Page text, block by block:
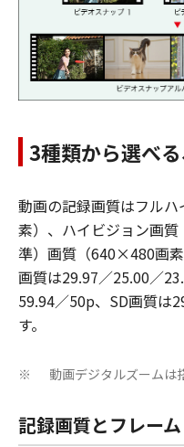
3種類から選べる
動画の記録画質はフル
素）、ハイビジョン画
準）画質（640×480画
画質は29.97／25.00／
59.94／50p、SD画質は
す。
※ 動画デジタルズームは
記録画質とフレー